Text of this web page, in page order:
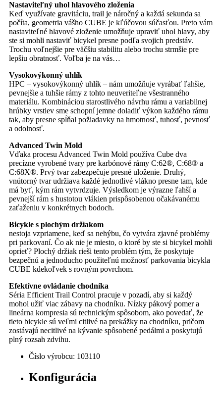
Nastaviteľný uhol hlavového zloženia
Keď využívate gravitáciu, trail je náročný a každá sekunda sa
počíta, geometria vášho CUBE je kľúčovou súčasťou. Preto vám
nastaviteľné hlavové zloženie umožňuje upraviť uhol hlavy, aby
ste si mohli nastaviť bicykel presne podľa svojich predstáv.
Trochu voľnejšie pre väčšiu stabilitu alebo trochu strmšie pre
lepšiu obratnosť. Voľba je na vás…
Vysokovýkonný uhlík
HPC – vysokovýkonný uhlík – nám umožňuje vyrábať ľahšie,
pevnejšie a tuhšie rámy z tohto neuveriteľne všestranného
materiálu. Kombináciou starostlivého návrhu rámu a variabilnej
hrúbky vrstiev sme schopní jemne doladiť výkon každého rámu
tak, aby presne spĺňal požiadavky na hmotnosť, tuhosť, pevnosť
a odolnosť.
Advanced Twin Mold
Vďaka procesu Advanced Twin Mold používa Cube dva
precízne vyrobené tvary pre karbónové rámy C:62®, C:68® a
C:68X®. Prvý tvar zabezpečuje presné uloženie. Druhý,
vnútorný tvar udržiava každé jednotlivé vlákno presne tam, kde
má byť, kým rám vytvrdzuje. Výsledkom je výrazne ľahší a
pevnejší rám s hustotou vlákien prispôsobenou očakávanému
zaťaženiu v konkrétnych bodoch.
Bicykle s plochým držiakom
nestoja vzpriamene, keď sa nehýbu, čo vytvára zjavné problémy
pri parkovaní. Čo ak nie je miesto, o ktoré by ste si bicykel mohli
oprieť? Plochý držiak rieši tento problém tým, že poskytuje
bezpečnú a jednoducho použiteľnú možnosť parkovania bicykla
CUBE kdekoľvek s rovným povrchom.
Efektívne ovládanie chodníka
Séria Efficient Trail Control pracuje v pozadí, aby si každý
mohol užiť viac zábavy na chodníku. Nízky pákový pomer a
lineárna kompresia sú technickým spôsobom, ako povedať, že
tieto bicykle sú veľmi citlivé na prekážky na chodníku, pričom
zostávajú necitlivé na kývanie spôsobené pedálmi a poskytujú
plný rozsah zdvihu.
Číslo výrobcu: 103110
Konfigurácia